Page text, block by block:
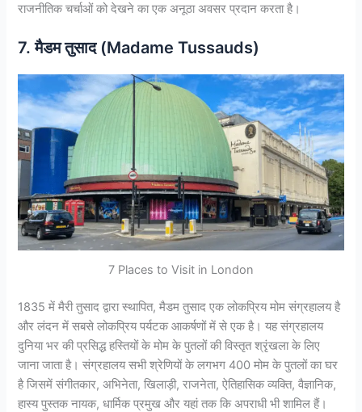
राजनीतिक चर्चाओं को देखने का एक अनूठा अवसर प्रदान करता है।
7. मैडम तुसाद (Madame Tussauds)
7 Places to Visit in London
1835 में मैरी तुसाद द्वारा स्थापित, मैडम तुसाद एक लोकप्रिय मोम संग्रहालय है
और लंदन में सबसे लोकप्रिय पर्यटक आकर्षणों में से एक है। यह संग्रहालय
दुनिया भर की प्रसिद्ध हस्तियों के मोम के पुतलों की विस्तृत श्रृंखला के लिए
जाना जाता है। संग्रहालय सभी श्रेणियों के लगभग 400 मोम के पुतलों का घर
है जिसमें संगीतकार, अभिनेता, खिलाड़ी, राजनेता, ऐतिहासिक व्यक्ति, वैज्ञानिक,
हास्य पुस्तक नायक, धार्मिक प्रमुख और यहां तक ​​कि अपराधी भी शामिल हैं।